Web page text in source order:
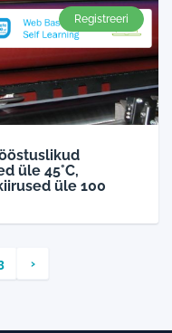
Registreeri
üle 45°C,
üle 100
›